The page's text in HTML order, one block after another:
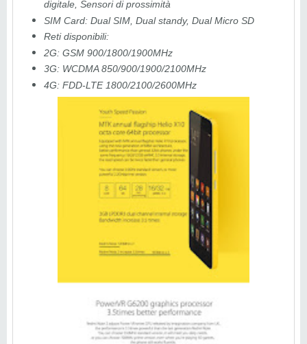
digitale, Sensori di prossimità
SIM Card: Dual SIM, Dual standy, Dual Micro SD
Reti disponibili:
2G: GSM 900/1800/1900MHz
3G: WCDMA 850/900/1900/2100MHz
4G: FDD-LTE 1800/2100/2600MHz